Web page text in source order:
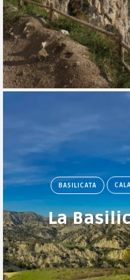
BASILICATA
La